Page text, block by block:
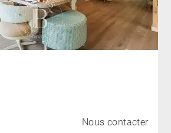
Nous contacter